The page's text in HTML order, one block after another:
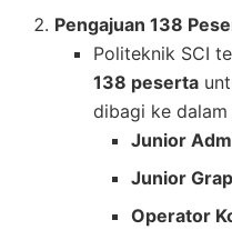
Pengajuan 138
Politeknik SCI
138 peserta
dibagi ke
Junior
Junior
Operator